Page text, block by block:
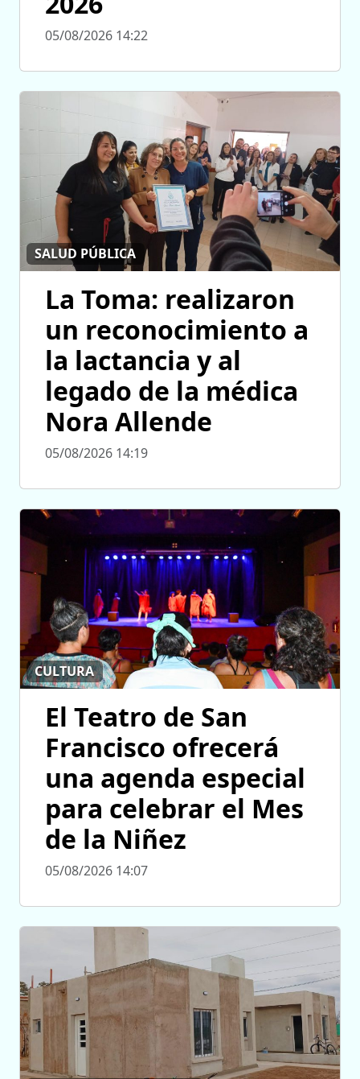
05/08/2026 14:22
SALUD PÚBLICA
La Toma: realizaron
un reconocimiento a
la lactancia y al
legado de la médica
Nora Allende
05/08/2026 14:19
CULTURA
El Teatro de San
Francisco ofrecerá
una agenda especial
para celebrar el Mes
de la Niñez
05/08/2026 14:07